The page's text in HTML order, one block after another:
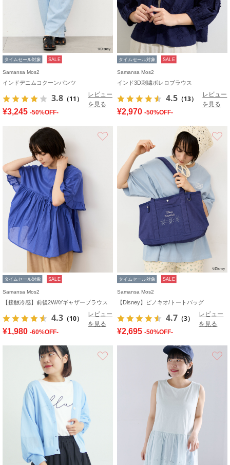
タイムセール対象 SALE
Samansa Mos2
インドデニムコクーンパンツ
3.8 （11）
レビュー
を見る
¥3,245 -50%OFF-
タイムセール対象 SALE
Samansa Mos2
インド3D刺繍ボレロブラウス
4.5 （13）
レビュー
を見る
¥2,970 -50%OFF-
タイムセール対象 SALE
Samansa Mos2
【接触冷感】前後2WAYギャザーブラウス
4.3 （10）
レビュー
を見る
¥1,980 -60%OFF-
タイムセール対象 SALE
Samansa Mos2
【Disney】ピノキオ/トートバッグ
4.7 （3）
レビュー
を見る
¥2,695 -50%OFF-